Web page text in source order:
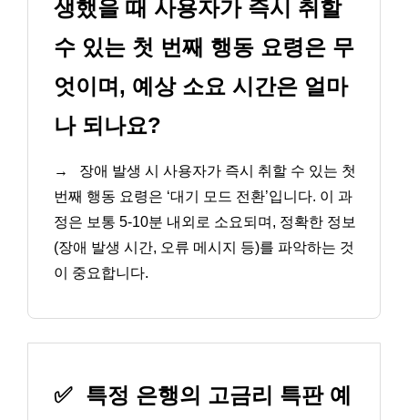
생했을 때 사용자가 즉시 취할
수 있는 첫 번째 행동 요령은 무
엇이며, 예상 소요 시간은 얼마
나 되나요?
→
장애 발생 시 사용자가 즉시 취할 수 있는 첫
번째 행동 요령은 ‘대기 모드 전환’입니다. 이 과
정은 보통 5-10분 내외로 소요되며, 정확한 정보
(장애 발생 시간, 오류 메시지 등)를 파악하는 것
이 중요합니다.
✅ 특정 은행의 고금리 특판 예